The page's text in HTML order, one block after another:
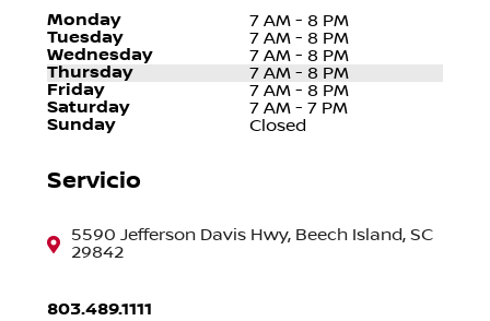
Monday 7 AM - 8 PM
Tuesday 7 AM - 8 PM
Wednesday 7 AM - 8 PM
Thursday 7 AM - 8 PM
Friday 7 AM - 8 PM
Saturday 7 AM - 7 PM
Sunday Closed
Servicio
5590 Jefferson Davis Hwy, Beech Island, SC
29842
803.489.1111